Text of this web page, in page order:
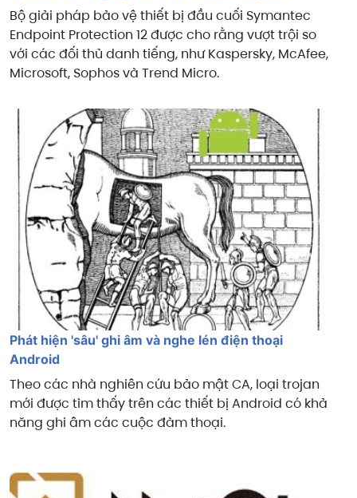
Bộ giải pháp bảo vệ thiết bị đầu cuối Symantec
Endpoint Protection 12 được cho rằng vượt trội so
với các đối thủ danh tiếng, như Kaspersky, McAfee,
Microsoft, Sophos và Trend Micro.
Phát hiện 'sâu' ghi âm và nghe lén điện thoại
Android
Theo các nhà nghiên cứu bảo mật CA, loại trojan
mới được tìm thấy trên các thiết bị Android có khả
năng ghi âm các cuộc đàm thoại.